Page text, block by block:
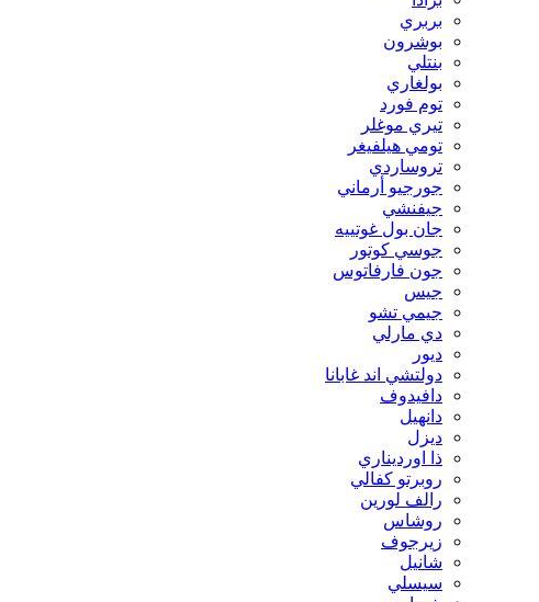
بربري
بوشرون
بنتلي
بولغاري
توم فورد
تيري موغلر
تومي هيلفيغر
تروساردي
جورجيو أرماني
جيفنشي
جان بول غوتييه
جوسي كوتور
جون فارفاتوس
جيس
جيمي تشو
دي مارلي
ديور
دولتشي اند غابانا
دافيدوف
دانهيل
ديزل
ذا اورديناري
روبرتو كفالي
رالف لورين
روشاس
زيرجوف
شانيل
سيسلي